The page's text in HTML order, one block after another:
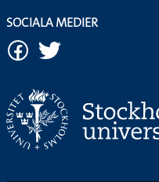
SOCIALA MEDIER